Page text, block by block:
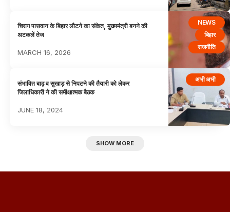
NEWS
बिहार
राजनीति
चिराग पासवान के बिहार लौटने का संकेत, मुख्यमंत्री बनने की
अटकलें तेज
MARCH 16, 2026
अभी अभी
संभावित बाढ़ व सुखाड़ से निपटने की तैयारी को लेकर
जिलाधिकारी ने की समीक्षात्मक बैठक
JUNE 18, 2024
SHOW MORE